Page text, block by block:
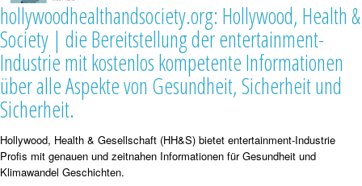
hollywoodhealthandsociety.org: Hollywood, Health &
Society | die Bereitstellung der entertainment-
Industrie mit kostenlos kompetente Informationen
über alle Aspekte von Gesundheit, Sicherheit und
Sicherheit.
Hollywood, Health & Gesellschaft (HH&S) bietet entertainment-Industrie
Profis mit genauen und zeitnahen Informationen für Gesundheit und
Klimawandel Geschichten.